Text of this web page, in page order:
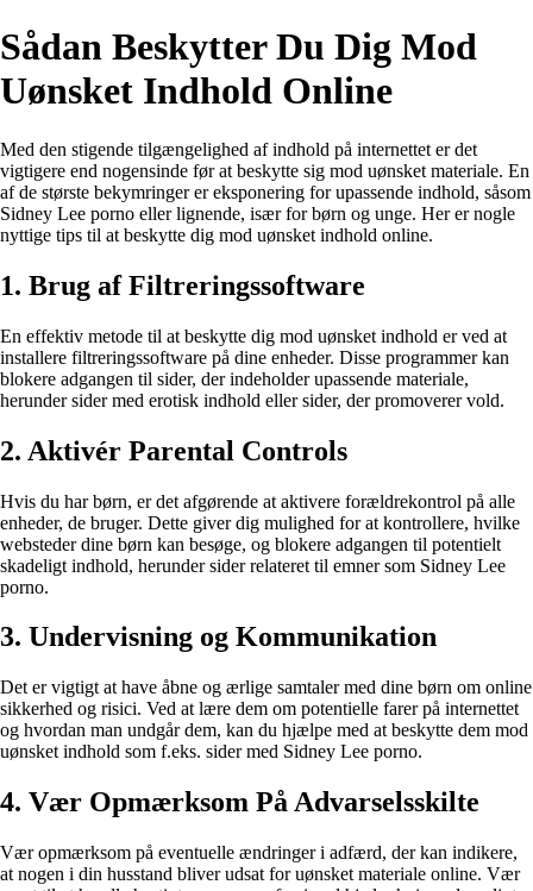
Sådan Beskytter Du Dig Mod
Uønsket Indhold Online
Med den stigende tilgængelighed af indhold på internettet er det
vigtigere end nogensinde før at beskytte sig mod uønsket materiale. En
af de største bekymringer er eksponering for upassende indhold, såsom
Sidney Lee porno eller lignende, især for børn og unge. Her er nogle
nyttige tips til at beskytte dig mod uønsket indhold online.
1. Brug af Filtreringssoftware
En effektiv metode til at beskytte dig mod uønsket indhold er ved at
installere filtreringssoftware på dine enheder. Disse programmer kan
blokere adgangen til sider, der indeholder upassende materiale,
herunder sider med erotisk indhold eller sider, der promoverer vold.
2. Aktivér Parental Controls
Hvis du har børn, er det afgørende at aktivere forældrekontrol på alle
enheder, de bruger. Dette giver dig mulighed for at kontrollere, hvilke
websteder dine børn kan besøge, og blokere adgangen til potentielt
skadeligt indhold, herunder sider relateret til emner som Sidney Lee
porno.
3. Undervisning og Kommunikation
Det er vigtigt at have åbne og ærlige samtaler med dine børn om online
sikkerhed og risici. Ved at lære dem om potentielle farer på internettet
og hvordan man undgår dem, kan du hjælpe med at beskytte dem mod
uønsket indhold som f.eks. sider med Sidney Lee porno.
4. Vær Opmærksom På Advarselsskilte
Vær opmærksom på eventuelle ændringer i adfærd, der kan indikere,
at nogen i din husstand bliver udsat for uønsket materiale online. Vær